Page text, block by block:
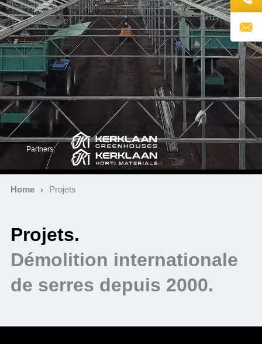
Partners:
Home Projets
Projets.
Démolition internationale
de serres depuis 2000.